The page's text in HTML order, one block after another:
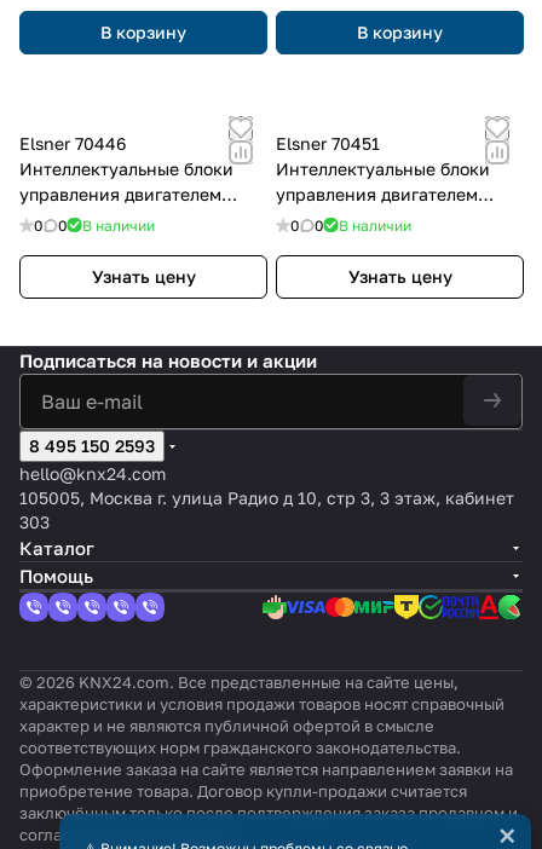
В корзину В корзину
Elsner 70446
Интеллектуальные блоки
управления двигателем
(снятые с производства itm)
0 0 В наличии
Узнать цену
Elsner 70451
Интеллектуальные блоки
управления двигателем
(снятые с производства itm)
0 0 В наличии
Узнать цену
Подписаться на новости и акции
8 495 150 2593
hello@knx24.com
105005, Москва г. улица Радио д 10, стр 3, 3 этаж, кабинет
303
Каталог
Помощь
© 2026 KNX24.com. Все представленные на сайте цены,
характеристики и условия продажи товаров носят справочный
характер и не являются публичной офертой в смысле
соответствующих норм гражданского законодательства.
Оформление заказа на сайте является направлением заявки на
приобретение товара. Договор купли-продажи считается
заключённым только после подтверждения заказа продавцом и
согласования всех условий.
×